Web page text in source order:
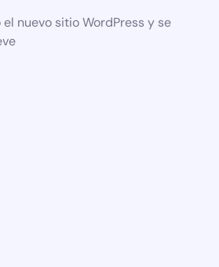
nuevo sitio WordPress y se